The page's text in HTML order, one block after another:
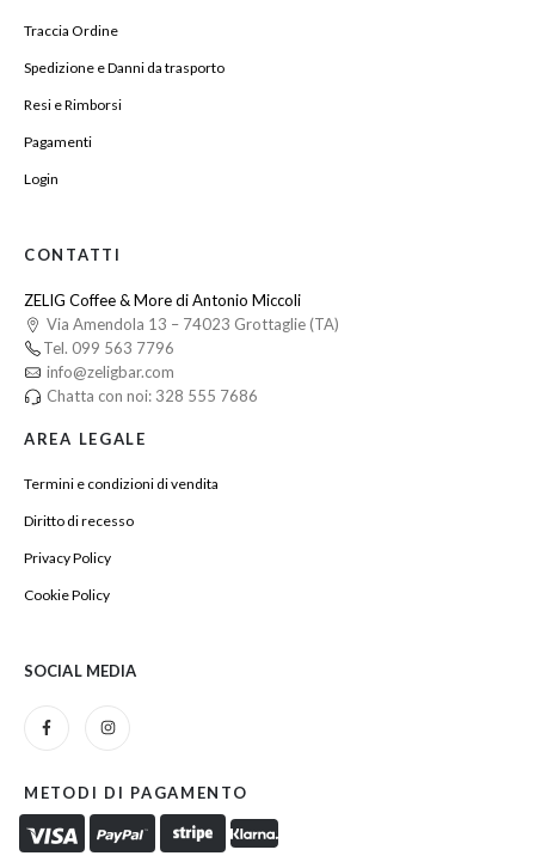
Traccia Ordine
Spedizione e Danni da trasporto
Resi e Rimborsi
Pagamenti
Login
CONTATTI
ZELIG Coffee & More di Antonio Miccoli
Via Amendola 13 – 74023 Grottaglie (TA)
Tel. 099 563 7796
info@zeligbar.com
Chatta con noi: 328 555 7686
AREA LEGALE
Termini e condizioni di vendita
Diritto di recesso
Privacy Policy
Cookie Policy
SOCIAL MEDIA
METODI DI PAGAMENTO